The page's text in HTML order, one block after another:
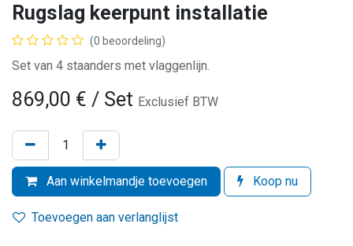
Rugslag keerpunt installatie
(0 beoordeling)
Set van 4 staanders met vlaggenlijn.
869,00 € / Set Exclusief BTW
Aan winkelmandje toevoegen Koop nu
Toevoegen aan verlanglijst